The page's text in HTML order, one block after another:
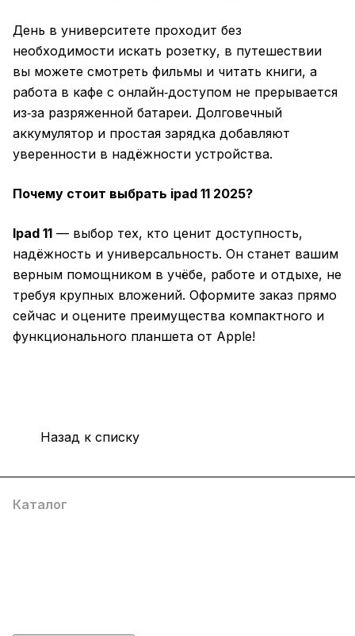
День в университете проходит без
необходимости искать розетку, в путешествии
вы можете смотреть фильмы и читать книги, а
работа в кафе с онлайн‑доступом не прерывается
из‑за разряженной батареи. Долговечный
аккумулятор и простая зарядка добавляют
уверенности в надёжности устройства.
Почему стоит выбрать ipad 11 2025?
Ipad 11 — выбор тех, кто ценит доступность,
надёжность и универсальность. Он станет вашим
верным помощником в учёбе, работе и отдыхе, не
требуя крупных вложений. Оформите заказ прямо
сейчас и оцените преимущества компактного и
функционального планшета от Apple!
Назад к списку
Каталог